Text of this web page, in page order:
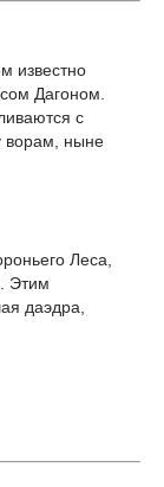
известно
Дагоном.
с
ворам, ныне
Леса,
Этим
даэдра,